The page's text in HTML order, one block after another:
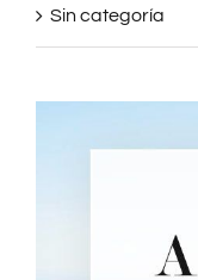
Sin categoría